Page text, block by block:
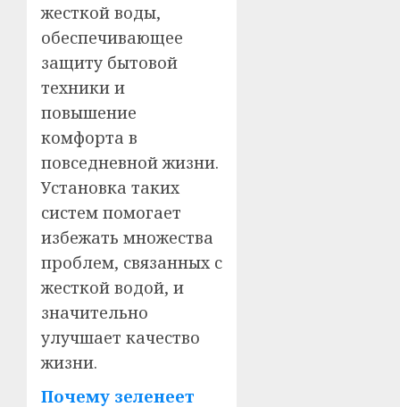
жесткой воды,
обеспечивающее
защиту бытовой
техники и
повышение
комфорта в
повседневной жизни.
Установка таких
систем помогает
избежать множества
проблем, связанных с
жесткой водой, и
значительно
улучшает качество
жизни.
Почему зеленеет